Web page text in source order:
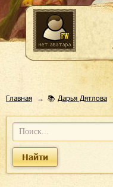
Главная 📚 Дарья Дятлова
Найти